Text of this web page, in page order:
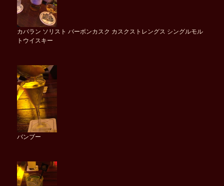
カバラン ソリスト バーボンカスク カスクストレングス シングルモル
トウイスキー
バンブー